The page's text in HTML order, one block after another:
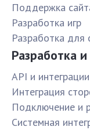
Поддержка
Разработка игр
Разработка для
Разработка
API и интеграции
Интеграция
Подключение и
Системная